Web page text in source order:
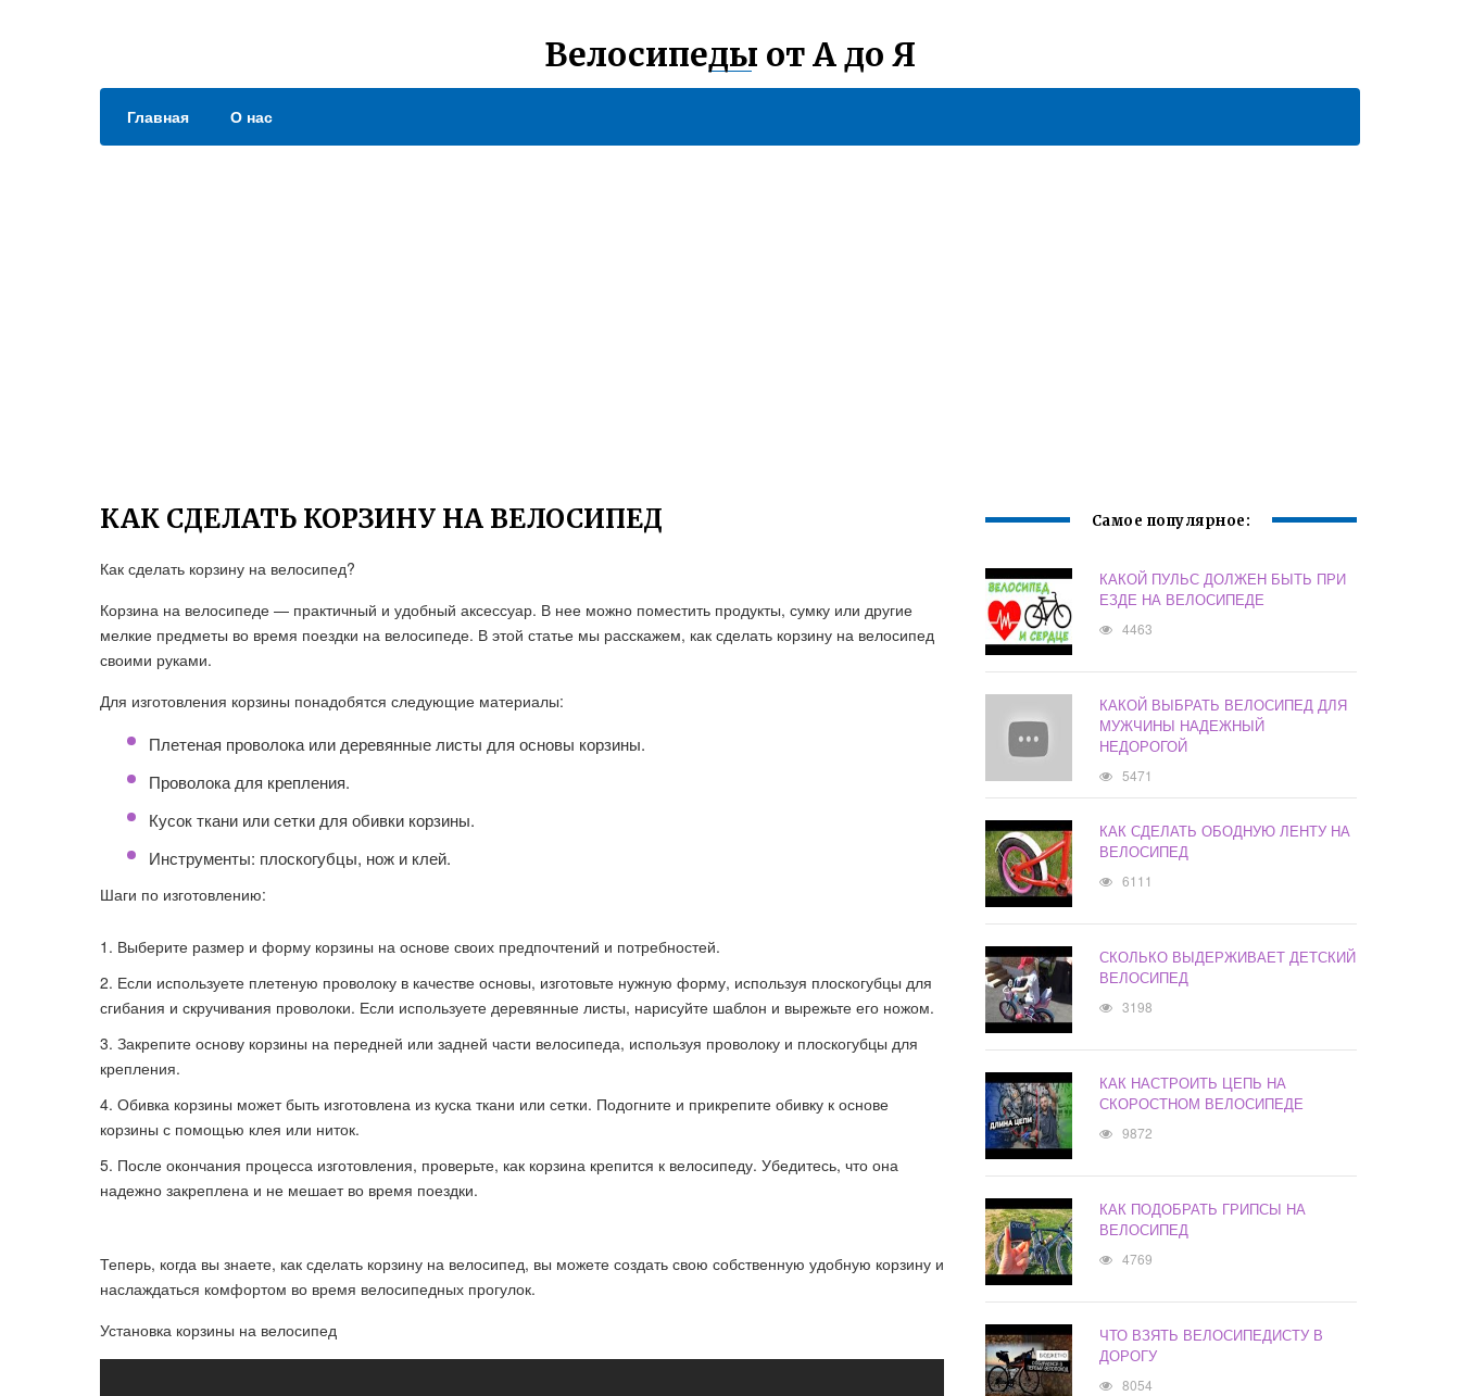
Велосипеды от А до Я
Главная О нас
КАК СДЕЛАТЬ КОРЗИНУ НА ВЕЛОСИПЕД
Как сделать корзину на велосипед?
Корзина на велосипеде — практичный и удобный аксессуар. В нее можно поместить продукты, сумку или другие
мелкие предметы во время поездки на велосипеде. В этой статье мы расскажем, как сделать корзину на велосипед
своими руками.
Для изготовления корзины понадобятся следующие материалы:
Плетеная проволока или деревянные листы для основы корзины.
Проволока для крепления.
Кусок ткани или сетки для обивки корзины.
Инструменты: плоскогубцы, нож и клей.
Шаги по изготовлению:
Выберите размер и форму корзины на основе своих предпочтений и потребностей.
Если используете плетеную проволоку в качестве основы, изготовьте нужную форму, используя плоскогубцы для
сгибания и скручивания проволоки. Если используете деревянные листы, нарисуйте шаблон и вырежьте его ножом.
Закрепите основу корзины на передней или задней части велосипеда, используя проволоку и плоскогубцы для
крепления.
Обивка корзины может быть изготовлена из куска ткани или сетки. Подогните и прикрепите обивку к основе
корзины с помощью клея или ниток.
После окончания процесса изготовления, проверьте, как корзина крепится к велосипеду. Убедитесь, что она
надежно закреплена и не мешает во время поездки.
Теперь, когда вы знаете, как сделать корзину на велосипед, вы можете создать свою собственную удобную корзину и
наслаждаться комфортом во время велосипедных прогулок.
Установка корзины на велосипед
Самое популярное:
КАКОЙ ПУЛЬС ДОЛЖЕН БЫТЬ ПРИ
ЕЗДЕ НА ВЕЛОСИПЕДЕ
4463
КАКОЙ ВЫБРАТЬ ВЕЛОСИПЕД ДЛЯ
МУЖЧИНЫ НАДЕЖНЫЙ
НЕДОРОГОЙ
5471
КАК СДЕЛАТЬ ОБОДНУЮ ЛЕНТУ НА
ВЕЛОСИПЕД
6111
СКОЛЬКО ВЫДЕРЖИВАЕТ ДЕТСКИЙ
ВЕЛОСИПЕД
3198
КАК НАСТРОИТЬ ЦЕПЬ НА
СКОРОСТНОМ ВЕЛОСИПЕДЕ
9872
КАК ПОДОБРАТЬ ГРИПСЫ НА
ВЕЛОСИПЕД
4769
ЧТО ВЗЯТЬ ВЕЛОСИПЕДИСТУ В
ДОРОГУ
8054